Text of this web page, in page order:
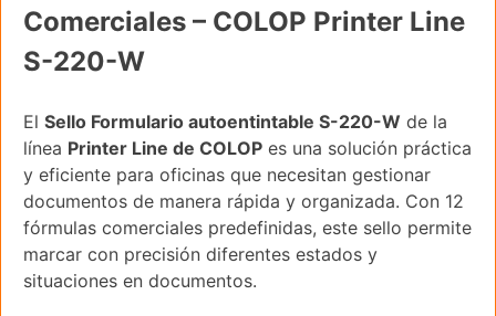
Comerciales – COLOP Printer Line
S-220-W
El Sello Formulario autoentintable S-220-W de la
línea Printer Line de COLOP es una solución práctica
y eficiente para oficinas que necesitan gestionar
documentos de manera rápida y organizada. Con 12
fórmulas comerciales predefinidas, este sello permite
marcar con precisión diferentes estados y
situaciones en documentos.